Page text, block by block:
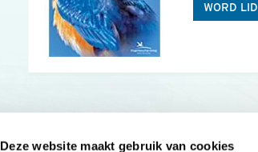
Deze website maakt gebruik van cookies
WORD LID